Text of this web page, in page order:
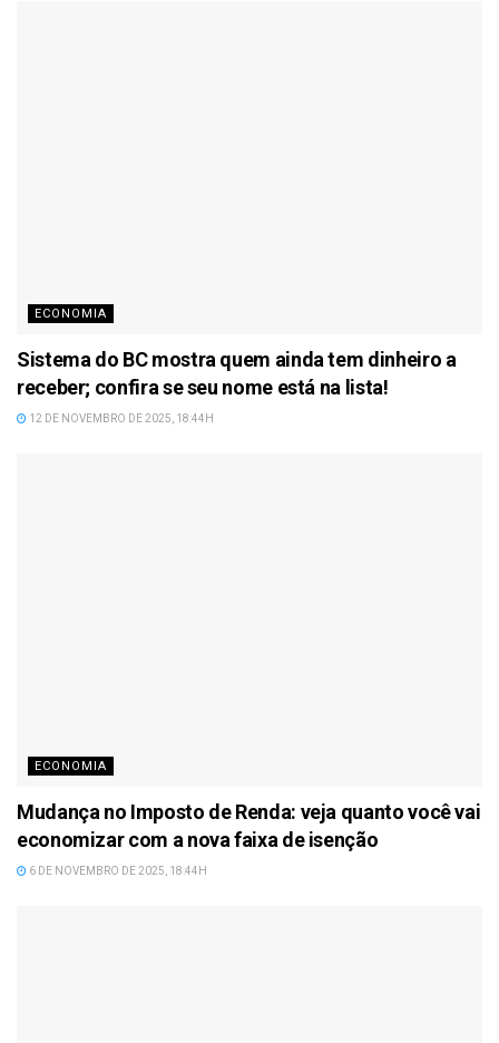
ECONOMIA
Sistema do BC mostra quem ainda tem dinheiro a
receber; confira se seu nome está na lista!
12 DE NOVEMBRO DE 2025, 18:44H
ECONOMIA
Mudança no Imposto de Renda: veja quanto você vai
economizar com a nova faixa de isenção
6 DE NOVEMBRO DE 2025, 18:44H